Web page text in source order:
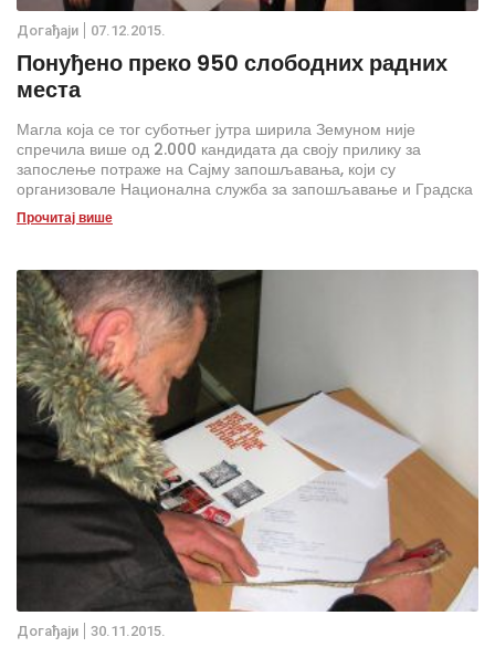
Дoгађаjи 07.12.2015.
Понуђено преко 950 слободних радних
места
Магла која се тог суботњег јутра ширила Земуном није
спречила више од 2.000 кандидата да своју прилику за
запослење потраже на Сајму запошљавања, који су
организовале Национална служба за запошљавање и Градска
општина Земун.
Прочитај више
Дoгађаjи 30.11.2015.